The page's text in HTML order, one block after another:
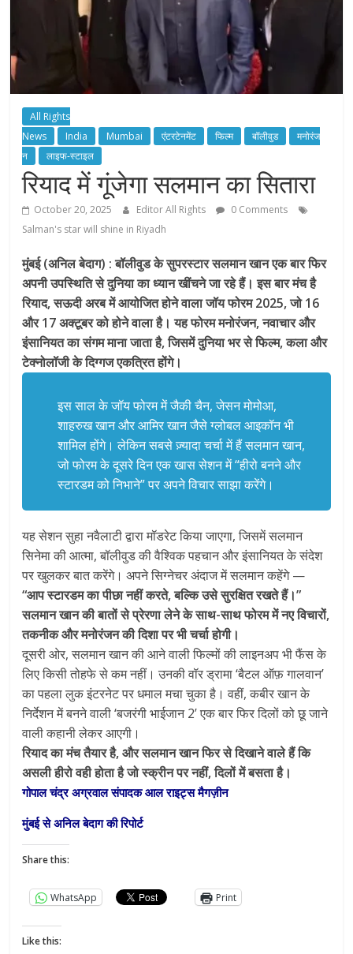
All Rights
News
India Mumbai एंटरटेनमेंट फिल्म बॉलीवुड
मनोरंज
न
लाइफ-स्टाइल
रियाद में गूंजेगा सलमान का सितारा
October 20, 2025 Editor All Rights
0 Comments
Salman's star will shine in Riyadh
मुंबई (अनिल बेदाग) : बॉलीवुड के सुपरस्टार सलमान खान एक बार फिर
अपनी उपस्थिति से दुनिया का ध्यान खींचने जा रहे हैं। इस बार मंच है
रियाद, सऊदी अरब में आयोजित होने वाला जॉय फोरम 2025, जो 16
और 17 अक्टूबर को होने वाला है। यह फोरम मनोरंजन, नवाचार और
इंसानियत का संगम माना जाता है, जिसमें दुनिया भर से फिल्म, कला और
टेक्नोलॉजी के दिग्गज एकत्रित होंगे।
इस साल के जॉय फोरम में जैकी चैन, जेसन मोमोआ,
शाहरुख खान और आमिर खान जैसे ग्लोबल आइकॉन भी
शामिल होंगे। लेकिन सबसे ज़्यादा चर्चा में हैं सलमान खान,
जो फोरम के दूसरे दिन एक खास सेशन में “हीरो बनने और
स्टारडम को निभाने” पर अपने विचार साझा करेंगे।
यह सेशन सुहा नवैलाटी द्वारा मॉडरेट किया जाएगा, जिसमें सलमान
सिनेमा की आत्मा, बॉलीवुड की वैश्विक पहचान और इंसानियत के संदेश
पर खुलकर बात करेंगे। अपने सिग्नेचर अंदाज में सलमान कहेंगे —
“आप स्टारडम का पीछा नहीं करते, बल्कि उसे सुरक्षित रखते हैं।”
सलमान खान की बातों से प्रेरणा लेने के साथ-साथ फोरम में नए विचारों,
तकनीक और मनोरंजन की दिशा पर भी चर्चा होगी।
दूसरी ओर, सलमान खान की आने वाली फिल्मों की लाइनअप भी फैंस के
लिए किसी तोहफे से कम नहीं। उनकी वॉर ड्रामा ‘बैटल ऑफ़ गालवान’
का पहला लुक इंटरनेट पर धमाल मचा चुका है। वहीं, कबीर खान के
निर्देशन में बनने वाली ‘बजरंगी भाईजान 2’ एक बार फिर दिलों को छू जाने
वाली कहानी लेकर आएगी।
रियाद का मंच तैयार है, और सलमान खान फिर से दिखाने वाले हैं कि
असली हीरो वही होता है जो स्क्रीन पर नहीं, दिलों में बसता है।
गोपाल चंद्र अग्रवाल संपादक आल राइट्स मैगज़ीन
मुंबई से अनिल बेदाग की रिपोर्ट
Share this:
WhatsApp Print
Like this: